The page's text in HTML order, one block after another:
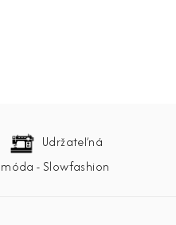
Udržateľná
móda - Slowfashion